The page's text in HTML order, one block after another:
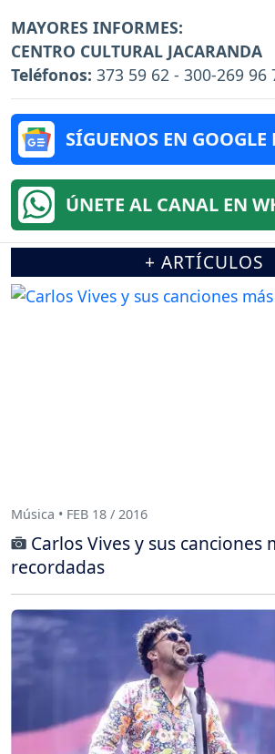
MAYORES INFORMES:
CENTRO CULTURAL JACARANDA
Teléfonos: 373 59 62 - 300-269 96
SÍGUENOS EN GOOGLE
ÚNETE AL CANAL EN
+ ARTÍCULOS
Música • FEB 18 / 2016
Carlos Vives y sus canciones
recordadas